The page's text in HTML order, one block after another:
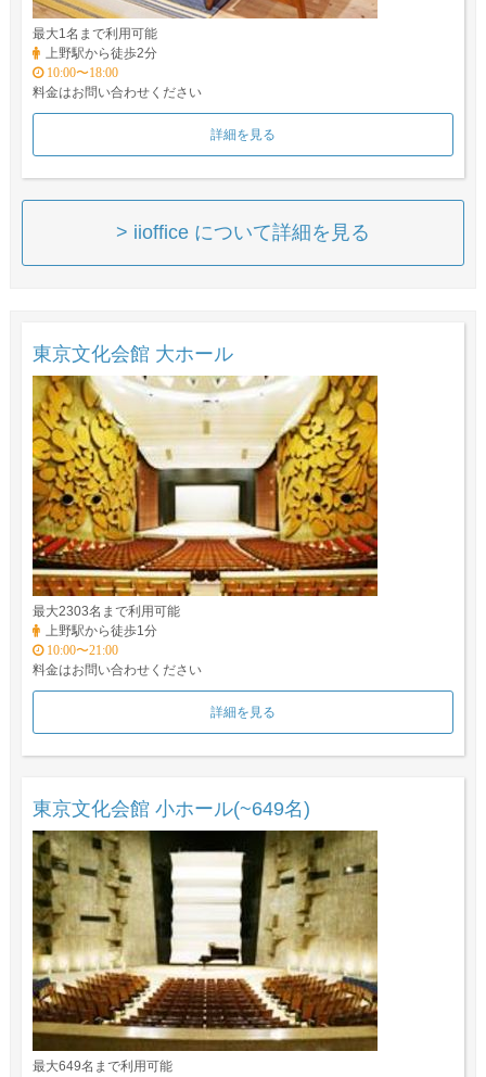
最大1名まで利用可能
上野駅から徒歩2分
10:00〜18:00
料金はお問い合わせください
詳細を見る
> iioffice について詳細を見る
東京文化会館 大ホール
最大2303名まで利用可能
上野駅から徒歩1分
10:00〜21:00
料金はお問い合わせください
詳細を見る
東京文化会館 小ホール(~649名)
最大649名まで利用可能